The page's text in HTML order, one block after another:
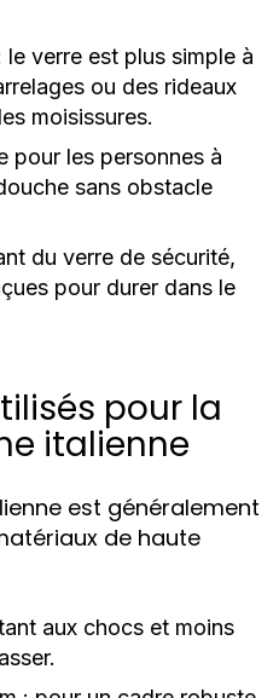
le verre est plus simple à
ou des rideaux
moisissures.
pour les personnes à
sans obstacle
du verre de sécurité,
pour durer dans le
pour la
italienne
est généralement
de haute
aux chocs et moins